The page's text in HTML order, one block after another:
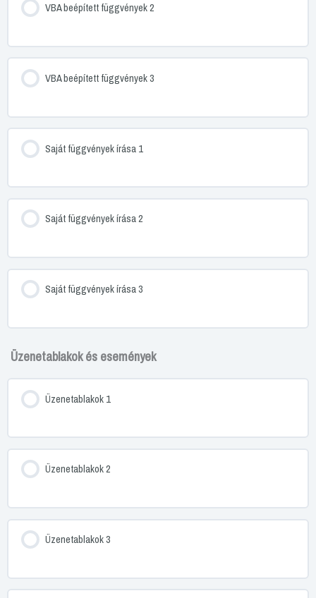
VBA beépített függvények 2
VBA beépített függvények 3
Saját függvények írása 1
Saját függvények írása 2
Saját függvények írása 3
Üzenetablakok és események
Üzenetablakok 1
Üzenetablakok 2
Üzenetablakok 3